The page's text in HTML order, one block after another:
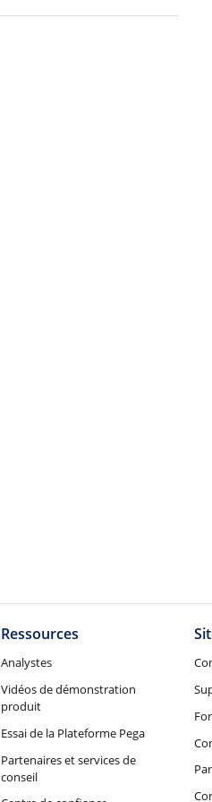
Ressources
Analystes
Vidéos de démonstration
produit
Essai de la Plateforme Pega
Partenaires et services de
conseil